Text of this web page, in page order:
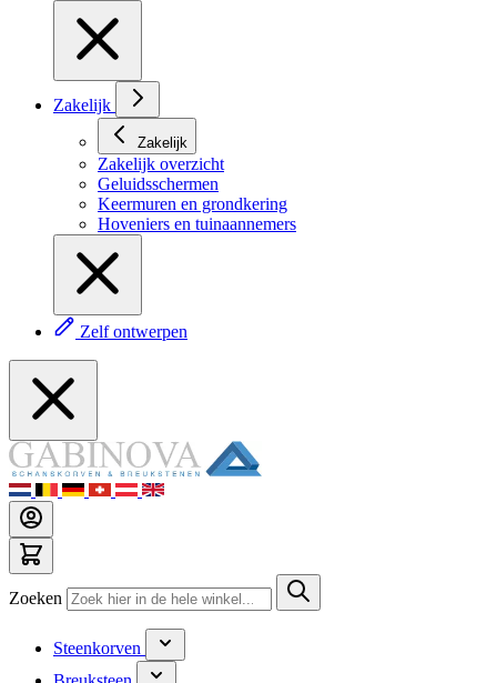
Zakelijk
Zakelijk
Zakelijk overzicht
Geluidsschermen
Keermuren en grondkering
Hoveniers en tuinaannemers
Zelf ontwerpen
Zoeken
Steenkorven